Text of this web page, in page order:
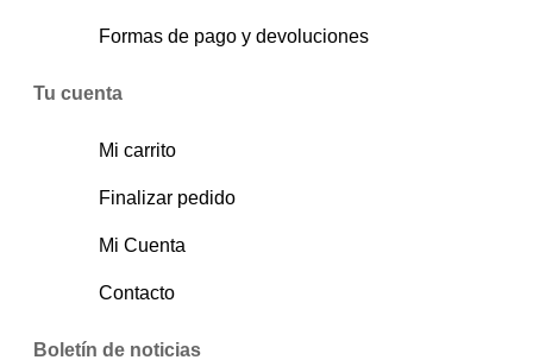
Formas de pago y devoluciones
Tu cuenta
Mi carrito
Finalizar pedido
Mi Cuenta
Contacto
Boletín de noticias